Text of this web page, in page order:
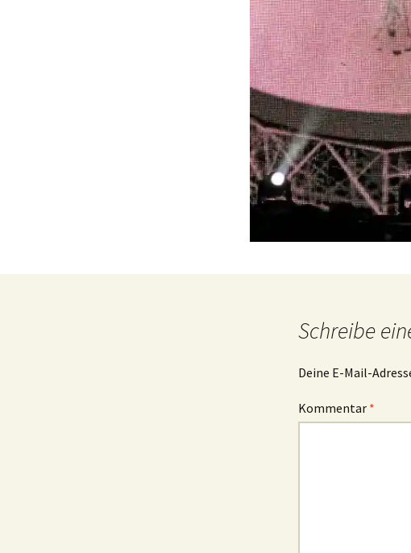
Schreibe
Deine E-Mail-
Kommentar *